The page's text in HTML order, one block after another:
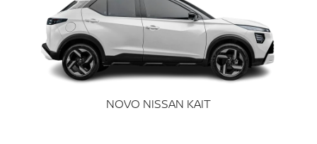
NOVO NISSAN KAIT